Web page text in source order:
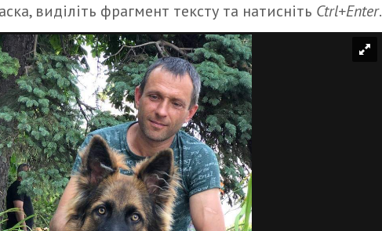
виділіть фрагмент тексту та натисніть Ctrl+Enter.